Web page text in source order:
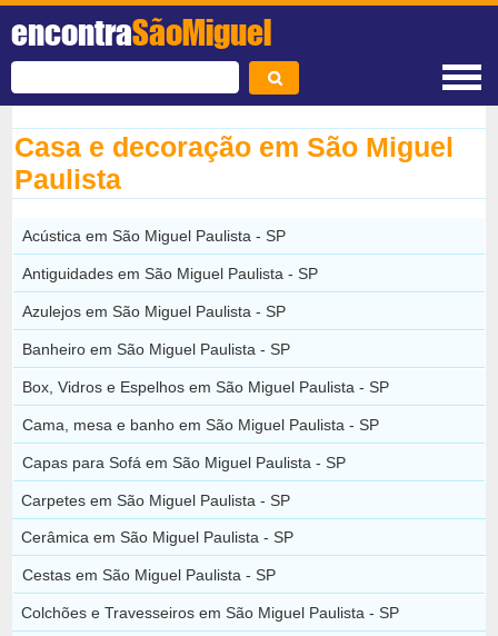
encontraSãoMiguel
Casa e decoração em São Miguel
Paulista
Acústica em São Miguel Paulista - SP
Antiguidades em São Miguel Paulista - SP
Azulejos em São Miguel Paulista - SP
Banheiro em São Miguel Paulista - SP
Box, Vidros e Espelhos em São Miguel Paulista - SP
Cama, mesa e banho em São Miguel Paulista - SP
Capas para Sofá em São Miguel Paulista - SP
Carpetes em São Miguel Paulista - SP
Cerâmica em São Miguel Paulista - SP
Cestas em São Miguel Paulista - SP
Colchões e Travesseiros em São Miguel Paulista - SP